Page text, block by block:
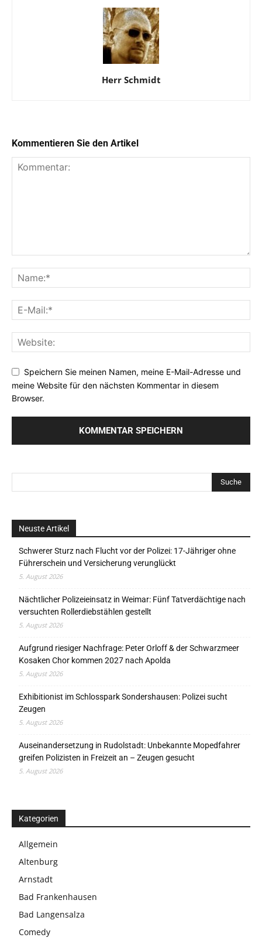
Herr Schmidt
Kommentieren Sie den Artikel
Speichern Sie meinen Namen, meine E-Mail-Adresse und
meine Website für den nächsten Kommentar in diesem
Browser.
Neuste Artikel
Schwerer Sturz nach Flucht vor der Polizei: 17-Jähriger ohne
Führerschein und Versicherung verunglückt
5. August 2026
Nächtlicher Polizeieinsatz in Weimar: Fünf Tatverdächtige nach
versuchten Rollerdiebstählen gestellt
5. August 2026
Aufgrund riesiger Nachfrage: Peter Orloff & der Schwarzmeer
Kosaken Chor kommen 2027 nach Apolda
5. August 2026
Exhibitionist im Schlosspark Sondershausen: Polizei sucht
Zeugen
5. August 2026
Auseinandersetzung in Rudolstadt: Unbekannte Mopedfahrer
greifen Polizisten in Freizeit an – Zeugen gesucht
5. August 2026
Kategorien
Allgemein
Altenburg
Arnstadt
Bad Frankenhausen
Bad Langensalza
Comedy